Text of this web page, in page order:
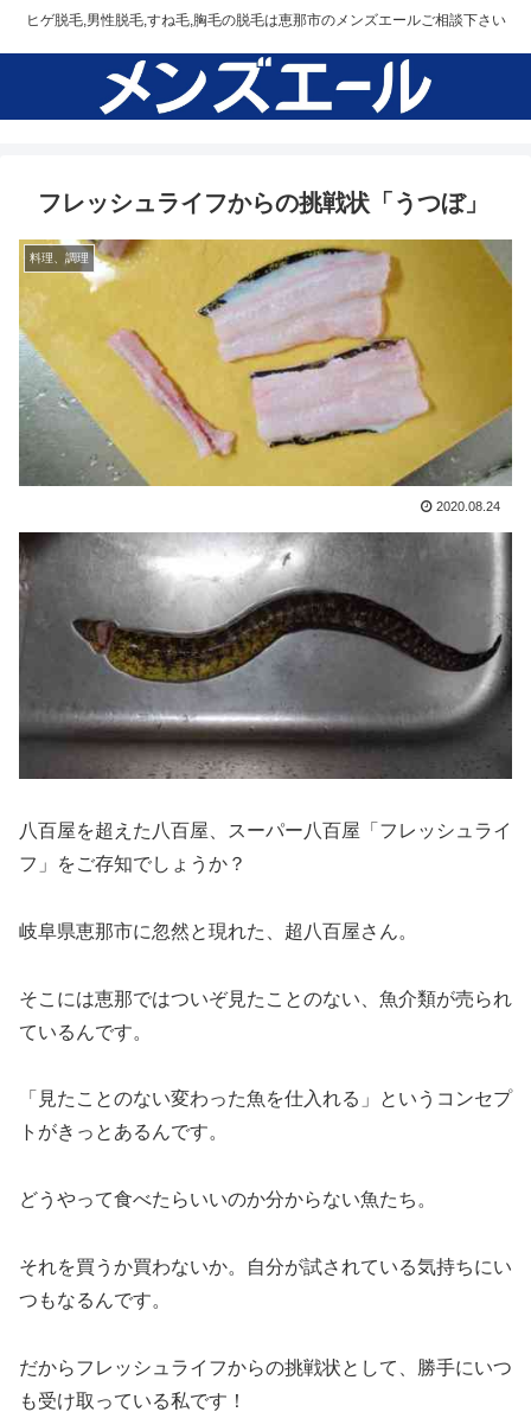
ヒゲ脱毛,男性脱毛,すね毛,胸毛の脱毛は恵那市のメンズエールご相談下さい
フレッシュライフからの挑戦状「うつぼ」
料理、調理
2020.08.24
八百屋を超えた八百屋、スーパー八百屋「フレッシュライ
フ」をご存知でしょうか？
岐阜県恵那市に忽然と現れた、超八百屋さん。
そこには恵那ではついぞ見たことのない、魚介類が売られ
ているんです。
「見たことのない変わった魚を仕入れる」というコンセプ
トがきっとあるんです。
どうやって食べたらいいのか分からない魚たち。
それを買うか買わないか。自分が試されている気持ちにい
つもなるんです。
だからフレッシュライフからの挑戦状として、勝手にいつ
も受け取っている私です！